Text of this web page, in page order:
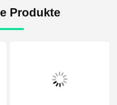
Produkte